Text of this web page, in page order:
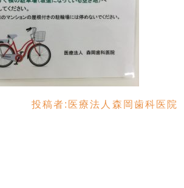
投稿者: 医療法人森岡歯科医院